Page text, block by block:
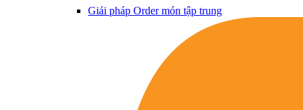
Giải pháp Order món tập trung